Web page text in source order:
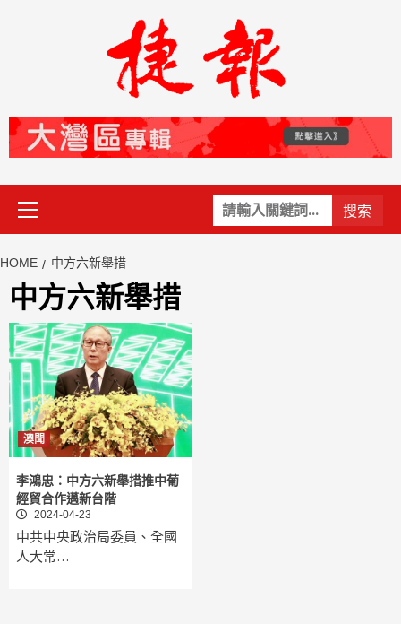
關
鍵
Primary
Menu
HOME 中方六新舉措
中方六新舉措
澳聞
李鴻忠：中方六新舉措推中葡
經貿合作邁新台階
2024-04-23
中共中央政治局委員、全國
人大常…